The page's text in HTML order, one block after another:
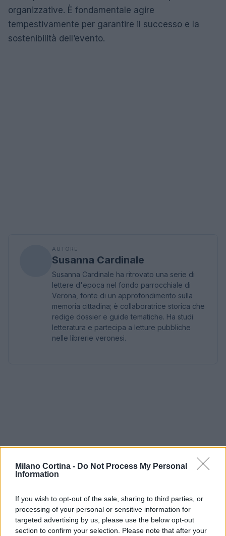
Milano Cortina - Do Not Process My Personal
Information
If you wish to opt-out of the sale, sharing to third parties, or
processing of your personal or sensitive information for
targeted advertising by us, please use the below opt-out
section to confirm your selection. Please note that after your
organizzative. È fondamentale agire
tempestivamente per garantire il successo e la
sostenibilità dell’evento.
AUTORE
Susanna Cardinale
Susanna Cardinale ha ritrovato una serie di
lettere d'epoca nel fondo parrocchiale di
Verona, fonte di un approfondimento sulla
memoria cittadina; è collaboratrice storica che
redige dossier e guide tematiche. Ha studi
letteratura e partecipa a letture pubbliche
nelle librerie veronesi.